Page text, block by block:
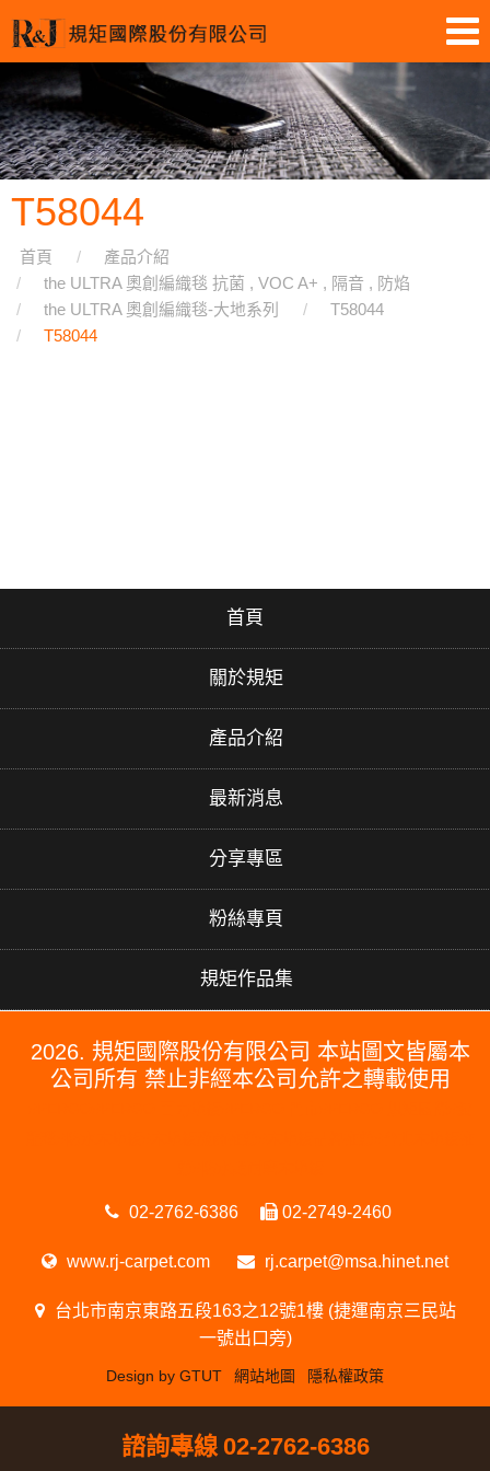
T58044
首頁
產品介紹
the ULTRA 奧創編織毯 抗菌 , VOC A+ , 隔音 , 防焰
the ULTRA 奧創編織毯-大地系列
T58044
T58044
首頁
關於規矩
產品介紹
最新消息
分享專區
粉絲專頁
規矩作品集
2026. 規矩國際股份有限公司 本站圖文皆屬本
公司所有 禁止非經本公司允許之轉載使用
02-2762-6386 02-2749-2460
www.rj-carpet.com rj.carpet@msa.hinet.net
台北市南京東路五段163之12號1樓 (捷運南京三民站
一號出口旁)
Design by GTUT 網站地圖 隱私權政策
諮詢專線 02-2762-6386